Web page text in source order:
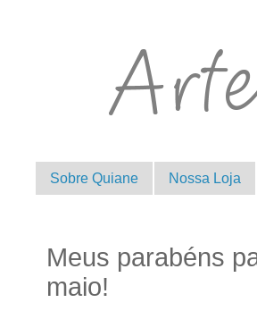
Sobre Quiane Nossa Loja
Meus parabéns
maio!